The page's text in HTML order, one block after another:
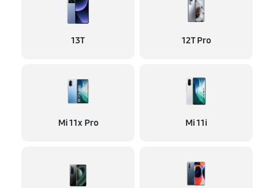
13T 12T Pro
Mi 11x Pro Mi 11i